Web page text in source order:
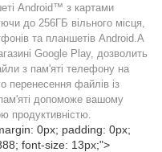
Android™ з картами
до 256ГБ вільного місця,
та планшетів Android.А
Google Play, дозволить
з пам'яті телефону на
перенесення файлів із
допоможе вашому
продуктивністю.
0px; padding: 0px;
font-size: 13px;">